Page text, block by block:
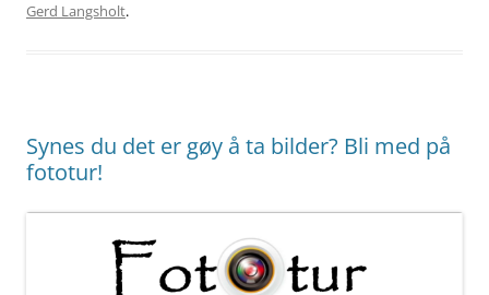
Gerd Langsholt.
Synes du det er gøy å ta bilder? Bli med på
fototur!